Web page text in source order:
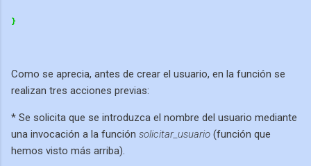
}
Como se aprecia, antes de crear el usuario, en la función se
realizan tres acciones previas:
* Se solicita que se introduzca el nombre del usuario mediante
una invocación a la función solicitar_usuario (función que
hemos visto más arriba).